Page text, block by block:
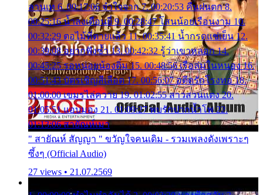
ลานเท 6. 00:17:06 จำใจจาก 7. 00:20:53 คืนฝนตก 8.
00:25:16 น้ำลงเดือนยี่ 9. 00:28:47 โสนน้อยเรือนงาม 10.
00:32:29 ตอไม้ที่ตายแล้ว 11. 00:35:41 น้ำกรดแช่เย็น 12.
00:39:08 อยากฟังซ้ำ 13. 00:42:32 รู้ว่าเขาหลอก 14.
00:45:25 รอหน่อยน้องติ๋ม 15. 00:48:56 เรือล่มในหนอง 16.
00:51:43 บัตรเชิญสีเลือด 17. 00:56:07 อดีตรักโรงทอ 18.
01:00:00 เขมรไล่ควาย 19. 01:02:55 สาวสวนแตง 20.
01:05:51 แอบมอง 21. 01:09:27 พบรักปากน้ำโพ 22.
01:13:06 สายัณห์เมา
" สายัณห์ สัญญา " ขวัญใจคนเดิม - รวมเพลงดังเพราะๆ
ซึ้งๆ (Official Audio)
27 views • 21.07.2569